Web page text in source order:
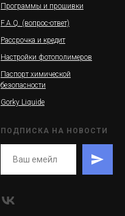
Программы и прошивки
F.A.Q. (вопрос-ответ)
Рассрочка и кредит
Настройки фотополимеров
Паспорт химической
безопасности
Gorky Liquide
ПОДПИСКА НА НОВОСТИ